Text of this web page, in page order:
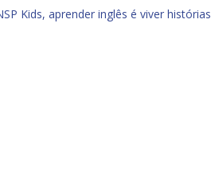
Kids, aprender inglês é viver